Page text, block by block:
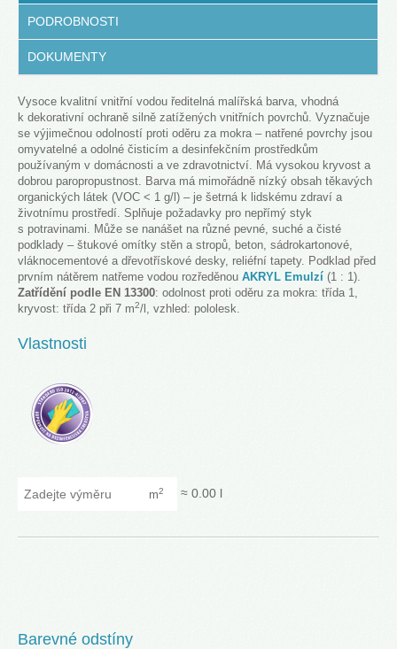
PODROBNOSTI
DOKUMENTY
Vysoce kvalitní vnitřní vodou ředitelná malířská barva, vhodná
k dekorativní ochraně silně zatížených vnitřních povrchů. Vyznačuje
se výjimečnou odolností proti oděru za mokra – natřené povrchy jsou
omyvatelné a odolné čisticím a desinfekčním prostředkům
používaným v domácnosti a ve zdravotnictví. Má vysokou kryvost a
dobrou paropropustnost. Barva má mimořádně nízký obsah těkavých
organických látek (VOC < 1 g/l) – je šetrná k lidskému zdraví a
životnímu prostředí. Splňuje požadavky pro nepřímý styk
s potravinami. Může se nanášet na různé pevné, suché a čisté
podklady – štukové omítky stěn a stropů, beton, sádrokartonové,
vláknocementové a dřevotřískové desky, reliéfní tapety. Podklad před
prvním nátěrem natřeme vodou rozředěnou AKRYL Emulzí (1 : 1).
Zatřídění podle EN 13300: odolnost proti oděru za mokra: třída 1,
kryvost: třída 2 při 7 m2/l, vzhled: pololesk.
Vlastnosti
m2 ≈ 0.00 l
Barevné odstíny